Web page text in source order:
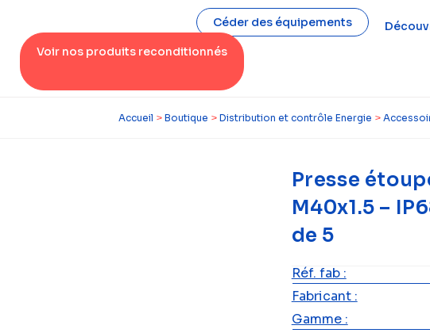
Céder des équipements
Voir nos produits reconditionnés
Accueil > Boutique > Distribution et contrôle Energie >
Presse
M40x1.5 –
de 5
Réf. fab :
Fabricant :
Gamme :